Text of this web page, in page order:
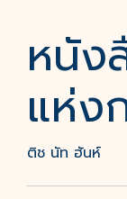
หนัง
แห่ง
ติช นัท ฮันห์